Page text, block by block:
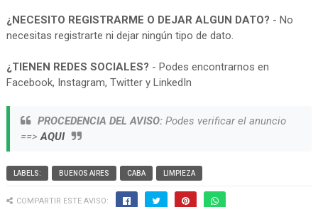
¿NECESITO REGISTRARME O DEJAR ALGUN DATO? - No
necesitas registrarte ni dejar ningún tipo de dato.
¿TIENEN REDES SOCIALES? - Podes encontrarnos en
Facebook, Instagram, Twitter y LinkedIn
PROCEDENCIA DEL AVISO:Podes verificar el anuncio
==>AQUI
LABELS: BUENOS AIRES CABA LIMPIEZA
COMPARTIR ESTE AVISO: